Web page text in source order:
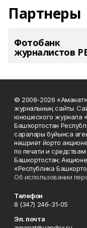
Партнеры
Фотобанк
журналистов
© 2008-2026 «Аманат»
журналының сайты.
юношеского журнала
Башҡортостан
саралары буйынса
нәшриәт йорто
по печати и
Башкортостан;
«Республика
Об использовании
Телефон
8 (347) 246-31-05
Эл. почта